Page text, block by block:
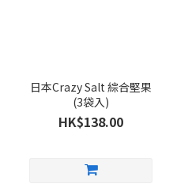
日本Crazy Salt 綜合堅果
(3袋入)
HK$138.00